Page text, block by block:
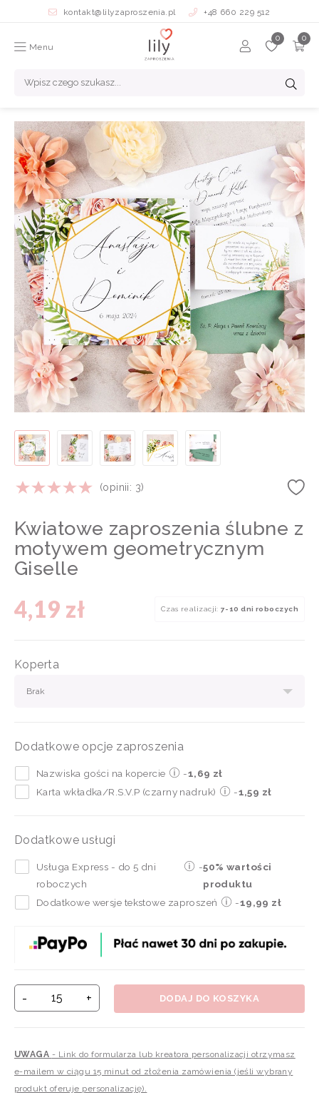
kontakt@lilyzaproszenia.pl +48 660 229 512
Menu
(opinii: 3)
Kwiatowe zaproszenia ślubne z
motywem geometrycznym
Giselle
4,19 zł Czas realizacji: 7-10 dni roboczych
Koperta
Brak
Dodatkowe opcje zaproszenia
Nazwiska gości na kopercie -1,69 zł
Karta wkładka/R.S.V.P (czarny nadruk)
-1,59 zł
Dodatkowe usługi
Usługa Express - do 5 dni
roboczych
-50% wartości
produktu
Dodatkowe wersje tekstowe zaproszeń
-19,99 zł
- + DODAJ DO KOSZYKA
UWAGA - Link do formularza lub kreatora personalizacji otrzymasz
e-mailem w ciągu 15 minut od złożenia zamówienia (jeśli wybrany
produkt oferuje personalizację).